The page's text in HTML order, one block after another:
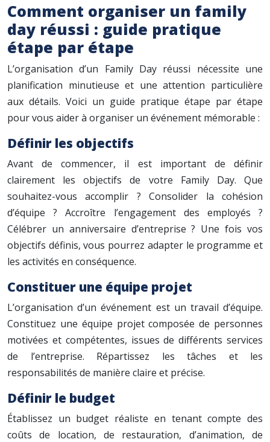
Comment organiser un family
day réussi : guide pratique
étape par étape
L’organisation d’un Family Day réussi nécessite une
planification minutieuse et une attention particulière
aux détails. Voici un guide pratique étape par étape
pour vous aider à organiser un événement mémorable :
Définir les objectifs
Avant de commencer, il est important de définir
clairement les objectifs de votre Family Day. Que
souhaitez-vous accomplir ? Consolider la cohésion
d’équipe ? Accroître l’engagement des employés ?
Célébrer un anniversaire d’entreprise ? Une fois vos
objectifs définis, vous pourrez adapter le programme et
les activités en conséquence.
Constituer une équipe projet
L’organisation d’un événement est un travail d’équipe.
Constituez une équipe projet composée de personnes
motivées et compétentes, issues de différents services
de l’entreprise. Répartissez les tâches et les
responsabilités de manière claire et précise.
Définir le budget
Établissez un budget réaliste en tenant compte des
coûts de location, de restauration, d’animation, de